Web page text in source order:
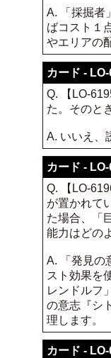
A. 「採掘者
ばコスト１
やエリアの
カード -
Q. 【LO-
た。そのと
A. いいえ、
カード -
Q. 【LO-
が置かれて
た場合、「
能力はどの
A. 「発見の
スト効果を
レンドルフ
の意志『シ
理します。
カード -